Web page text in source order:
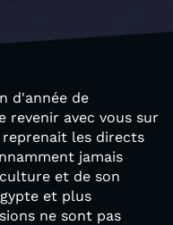
d'année de
revenir avec vous sur
reprenait les directs
jamais
et de son
et plus
ne sont pas